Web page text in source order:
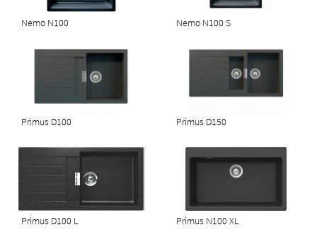
Nemo N100 Nemo N100 S
Primus D100 Primus D150
Primus D100 L Primus N100 XL